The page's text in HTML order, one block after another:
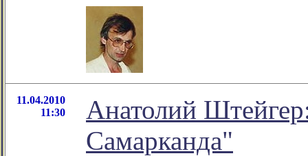
11.04.2010
11:30
Анатолий
Самарканда"